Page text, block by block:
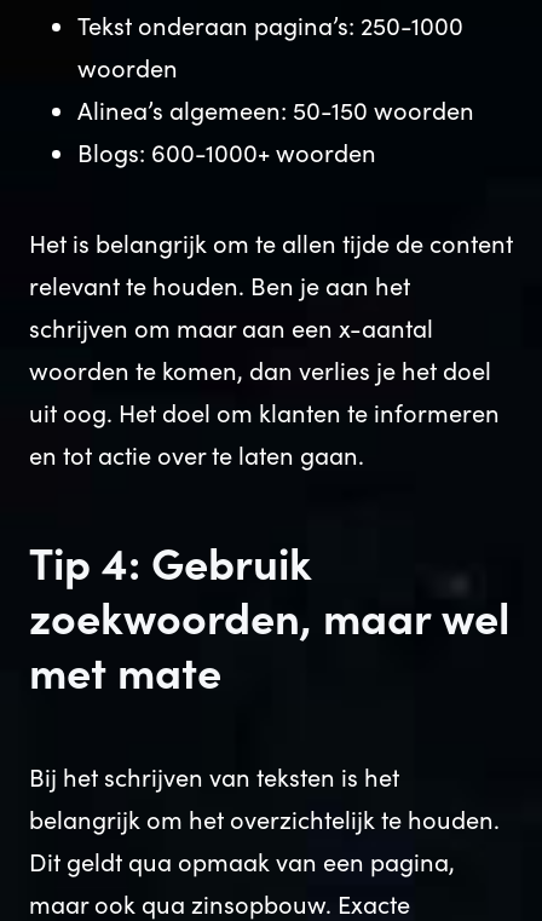
Tekst onderaan pagina’s: 250-1000
woorden
Alinea’s algemeen: 50-150 woorden
Blogs: 600-1000+ woorden
Het is belangrijk om te allen tijde de content
relevant te houden. Ben je aan het
schrijven om maar aan een x-aantal
woorden te komen, dan verlies je het doel
uit oog. Het doel om klanten te informeren
en tot actie over te laten gaan.
Tip 4: Gebruik
zoekwoorden, maar wel
met mate
Bij het schrijven van teksten is het
belangrijk om het overzichtelijk te houden.
Dit geldt qua opmaak van een pagina,
maar ook qua zinsopbouw. Exacte